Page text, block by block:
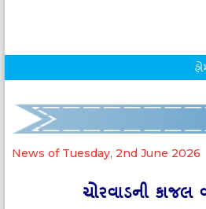
News of Tuesday, 2nd June 2026
ચોરવાડની